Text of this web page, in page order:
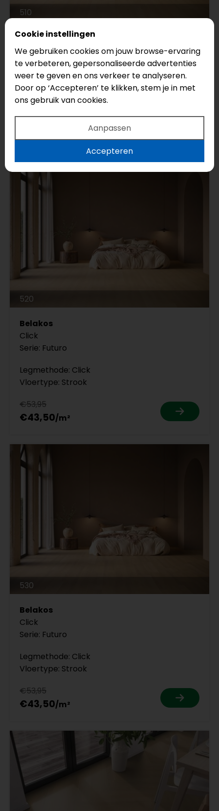
510
Belakos
Click
Serie: Futuro
Legmethode: Click
Vloertype: Strook
€53,95
520
Belakos
Click
Serie: Futuro
Legmethode: Click
Vloertype: Strook
€53,95
€43,50
530
Belakos
Click
Serie: Futuro
Legmethode: Click
Vloertype: Strook
€53,95
€43,50
Cookie instellingen
We gebruiken cookies om jouw browse-ervaring
te verbeteren, gepersonaliseerde advertenties
weer te geven en ons verkeer te analyseren.
Door op ‘Accepteren’ te klikken, stem je in met
ons gebruik van cookies.
Aanpassen
Accepteren